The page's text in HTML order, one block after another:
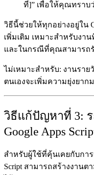
ที่]” เพื่อให้คุณทราบ
วิธีนี้ช่วยให้ทุกอย่างอยู่ใน
เพิ่มเติม เหมาะสำหรับงา
และในกรณีที่คุณสามารถรั
ไม่เหมาะสำหรับ: งานราย
ตนเองจะเพิ่มความยุ่งยาก
วิธีแก้ปัญหาที่ 3:
Google Apps
สำหรับผู้ใช้ที่คุ้นเคยกับการ
Script สามารถสร้างงานต